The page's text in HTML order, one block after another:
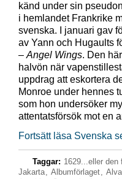
känd under sin
i hemlandet Frankrike
svenska. I januari gav
av Yann och Hugaults
– Angel Wings. Den
halvön när
uppdrag att eskortera
Monroe under hennes
som hon undersöker
attentatsförsök mot en
Fortsätt läsa Svenska
Taggar: 1629...eller den
Jakarta, Albumförlaget,